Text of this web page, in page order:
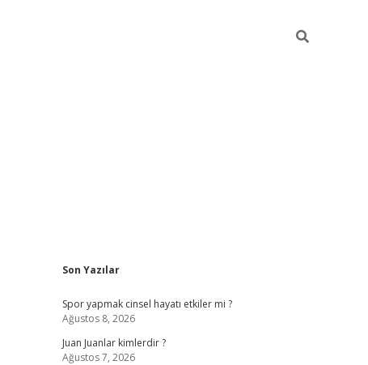
Sidebar
Son Yazılar
Spor yapmak cinsel hayatı etkiler mi ?
Ağustos 8, 2026
Juan Juanlar kimlerdir ?
Ağustos 7, 2026